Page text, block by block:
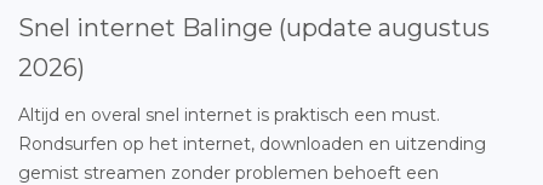
Snel internet Balinge (update augustus
2026)
Altijd en overal snel internet is praktisch een must.
Rondsurfen op het internet, downloaden en uitzending
gemist streamen zonder problemen behoeft een